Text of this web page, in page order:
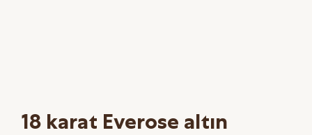
18 karat Everose altın